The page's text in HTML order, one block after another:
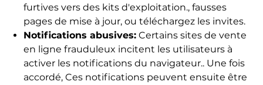
furtives vers des kits d'exploitation., fausses
pages de mise à jour, ou téléchargez les invites.
Notifications abusives:Certains sites de vente
en ligne frauduleux incitent les utilisateurs à
activer les notifications du navigateur.. Une fois
accordé, Ces notifications peuvent ensuite être